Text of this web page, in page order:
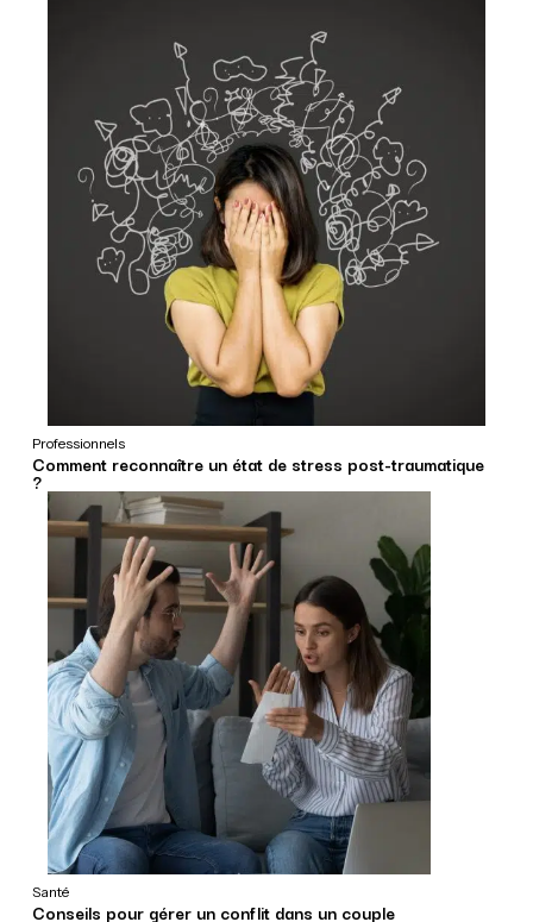
Professionnels
Comment reconnaître un état de stress post-traumatique
?
Santé
Conseils pour gérer un conflit dans un couple